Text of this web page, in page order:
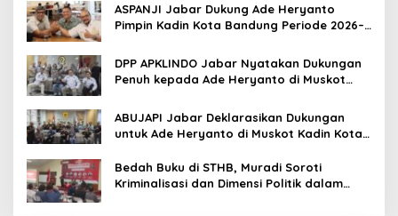
ASPANJI Jabar Dukung Ade Heryanto
Pimpin Kadin Kota Bandung Periode 2026–
DPP APKLINDO Jabar Nyatakan Dukungan
Penuh kepada Ade Heryanto di Muskot
ABUJAPI Jabar Deklarasikan Dukungan
untuk Ade Heryanto di Muskot Kadin Kota
Bedah Buku di STHB, Muradi Soroti
Kriminalisasi dan Dimensi Politik dalam